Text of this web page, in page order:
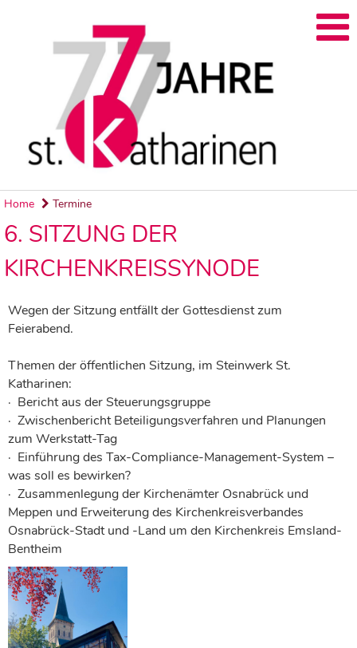
Home Termine
6. SITZUNG DER
KIRCHENKREISSYNODE
Wegen der Sitzung entfällt der Gottesdienst zum
Feierabend.
Themen der öffentlichen Sitzung, im Steinwerk St.
Katharinen:
· Bericht aus der Steuerungsgruppe
· Zwischenbericht Beteiligungsverfahren und Planungen
zum Werkstatt-Tag
· Einführung des Tax-Compliance-Management-System –
was soll es bewirken?
· Zusammenlegung der Kirchenämter Osnabrück und
Meppen und Erweiterung des Kirchenkreisverbandes
Osnabrück-Stadt und -Land um den Kirchenkreis Emsland-
Bentheim